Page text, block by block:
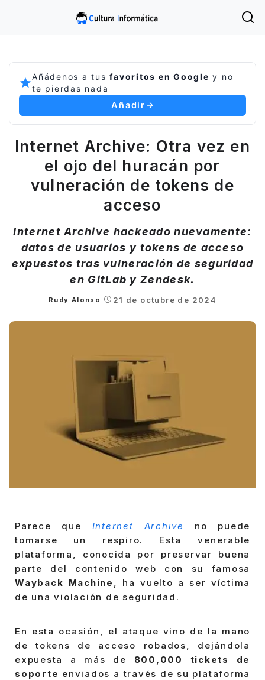
Añádenos a tusfavoritos en Google y no
te pierdas nada
Añadir
Internet Archive: Otra vez en
el ojo del huracán por
vulneración de tokens de
acceso
Internet Archive hackeado nuevamente:
datos de usuarios y tokens de acceso
expuestos tras vulneración de seguridad
en GitLab y Zendesk.
Posted
Rudy Alonso 21 de octubre de 2024
Parece que Internet Archive no puede
tomarse un respiro. Esta venerable
plataforma, conocida por preservar buena
parte del contenido web con su famosa
Wayback Machine , ha vuelto a ser víctima
de una violación de seguridad.
En esta ocasión, el ataque vino de la mano
de tokens de acceso robados, dejándola
expuesta a más de 800,000 tickets de
soporte enviados a través de su plataforma